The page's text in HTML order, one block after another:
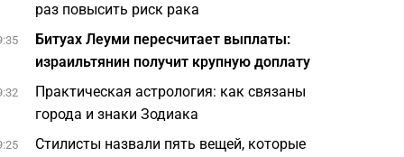
раз повысить риск рака
Битуах Леуми пересчитает выплаты:
израильтянин получит крупную доплату
Практическая астрология: как связаны
города и знаки Зодиака
Стилисты назвали пять вещей, которые